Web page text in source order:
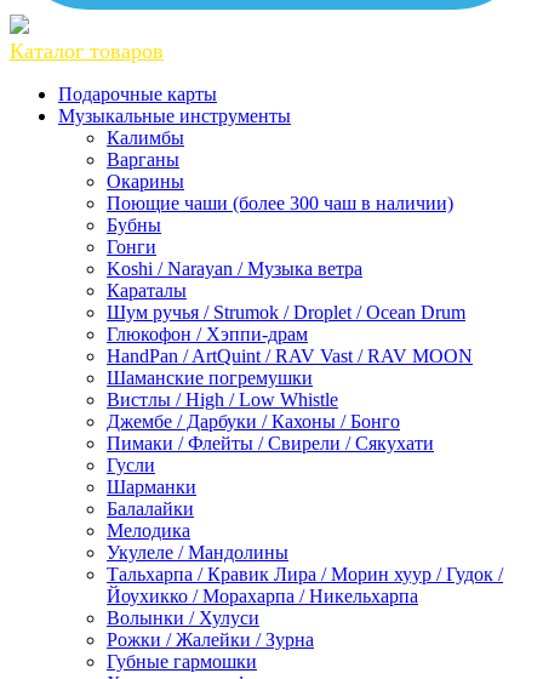
Каталог товаров
Подарочные карты
Музыкальные инструменты
Калимбы
Варганы
Окарины
Поющие чаши (более 300 чаш в наличии)
Бубны
Гонги
Koshi / Narayan / Музыка ветра
Караталы
Шум ручья / Strumok / Droplet / Ocean Drum
Глюкофон / Хэппи-драм
HandPan / ArtQuint / RAV Vast / RAV MOON
Шаманские погремушки
Вистлы / High / Low Whistle
Джембе / Дарбуки / Кахоны / Бонго
Пимаки / Флейты / Свирели / Сякухати
Гусли
Шарманки
Балалайки
Мелодика
Укулеле / Мандолины
Тальхарпа / Кравик Лира / Морин хуур / Гудок /
Йоухикко / Морахарпа / Никельхарпа
Волынки / Хулуси
Рожки / Жалейки / Зурна
Губные гармошки